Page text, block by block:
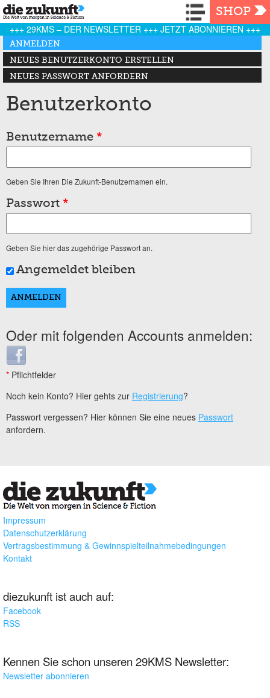
Navigation
SHOP
+++ 29KMS – DER NEWSLETTER +++ JETZT ABONNIEREN +++
Haupt-Reiter
ANMELDEN
(AKTIVER REITER)
NEUES BENUTZERKONTO ERSTELLEN
NEUES PASSWORT ANFORDERN
Benutzerkonto
Benutzername *
Geben Sie Ihren Die Zukunft-Benutzernamen ein.
Passwort *
Geben Sie hier das zugehörige Passwort an.
Angemeldet bleiben
Oder mit folgenden Accounts anmelden:
Login with Facebook
* Pflichtfelder
Noch kein Konto? Hier gehts zur Registrierung?
Passwort vergessen? Hier können Sie eine neues Passwort
anfordern.
Impressum
Datenschutzerklärung
Vertragsbestimmung & Gewinnspielteilnahmebedingungen
Kontakt
diezukunft ist auch auf:
Facebook
RSS
Kennen Sie schon unseren 29KMS Newsletter:
Newsletter abonnieren